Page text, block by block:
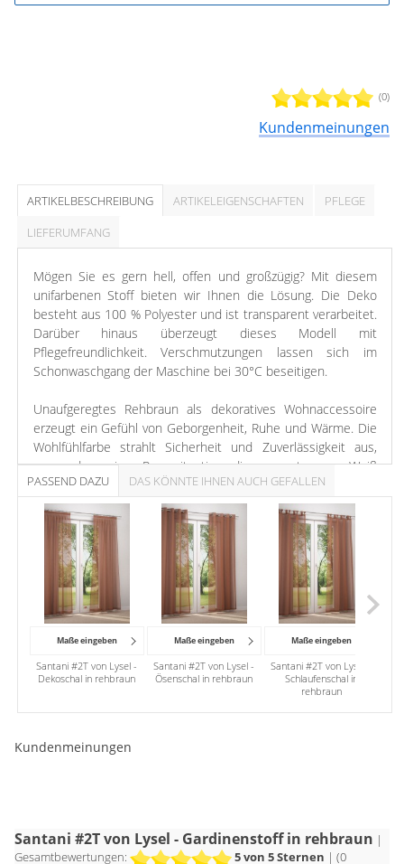
(0)
Kundenmeinungen
ARTIKELBESCHREIBUNG ARTIKELEIGENSCHAFTEN
PFLEGE
LIEFERUMFANG
Mögen Sie es gern hell, offen und großzügig? Mit diesem
unifarbenen Stoff bieten wir Ihnen die Lösung. Die Deko
besteht aus 100 % Polyester und ist transparent verarbeitet.
Darüber hinaus überzeugt dieses Modell mit
Pflegefreundlichkeit. Verschmutzungen lassen sich im
Schonwaschgang der Maschine bei 30°C beseitigen.
Unaufgeregtes Rehbraun als dekoratives Wohnaccessoire
erzeugt ein Gefühl von Geborgenheit, Ruhe und Wärme. Die
Wohlfühlfarbe strahlt Sicherheit und Zuverlässigkeit aus,
passend zu einer Raumsituation, die ansonsten von Weiß
dominiert wird. In einem Ambiente aus erdverbundenen
Tönen können wir uns vertrauensvoll zurücklehnen.
PASSEND DAZU DAS KÖNNTE IHNEN AUCH GEFALLEN
Maße eingeben
Santani #2T von Lysel -
Dekoschal in rehbraun
Maße eingeben
Santani #2T von Lysel -
Ösenschal in rehbraun
Maße eingeben
Santani #2T von Lysel -
Schlaufenschal in
rehbraun
Kundenmeinungen
Santani #2T von Lysel - Gardinenstoff in rehbraun |
Gesamtbewertungen:
5von 5 Sternen | (0